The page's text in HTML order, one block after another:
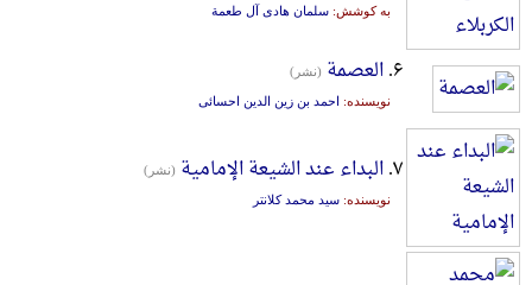
به کوشش: سلمان هادی آل طعمة
۶. العصمة (نشر)
نویسنده: احمد بن زین الدین احسائی
۷. البداء عند الشیعة الإمامیة (نشر)
نویسنده: سید محمد کلانتر